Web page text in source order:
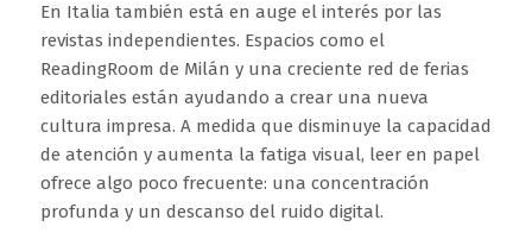
En Italia también está en auge el interés por las
revistas independientes. Espacios como el
ReadingRoom de Milán y una creciente red de ferias
editoriales están ayudando a crear una nueva
cultura impresa. A medida que disminuye la capacidad
de atención y aumenta la fatiga visual, leer en papel
ofrece algo poco frecuente: una concentración
profunda y un descanso del ruido digital.